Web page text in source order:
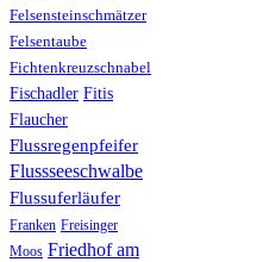
Felsensteinschmätzer
Felsentaube
Fichtenkreuzschnabel
Fischadler Fitis
Flaucher
Flussregenpfeifer
Flussseeschwalbe
Flussuferläufer
Franken Freisinger
Moos Friedhof am